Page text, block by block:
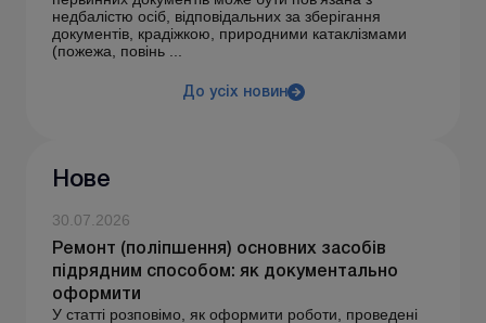
недбалістю осіб, відповідальних за зберігання
документів, крадіжкою, природними катаклізмами
(пожежа, повінь ...
До усіх новин
Нове
30.07.2026
Ремонт (поліпшення) основних засобів
підрядним способом: як документально
оформити
У статті розповімо, як оформити роботи, проведені